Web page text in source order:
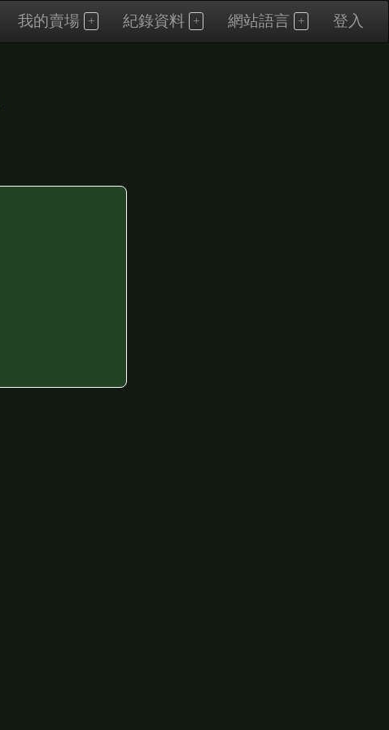
我的賣場 紀錄資料 網站語言 登入